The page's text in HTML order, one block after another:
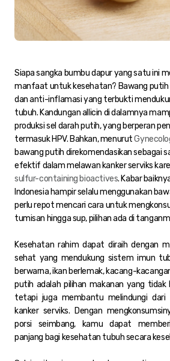
Siapa sangka bumbu dapur yang satu ini
manfaat untuk kesehatan? Bawang
dan anti-inflamasi yang terbukti
tubuh. Kandungan allicin di dalamnya
produksi sel darah putih, yang berperan
termasuk HPV. Bahkan, menurut
bawang putih direkomendasikan sebagai
efektif dalam melawan kanker serviks
sulfur-containing bioactives. Kabar
Indonesia hampir selalu menggunakan
perlu repot mencari cara untuk
tumisan hingga sup, pilihan ada di
Kesehatan rahim dapat diraih dengan
sehat yang mendukung sistem imun
berwarna, ikan berlemak, kacang-
putih adalah pilihan makanan yang
tetapi juga membantu melindungi dari
kanker serviks. Dengan
porsi seimbang, kamu dapat
panjang bagi kesehatan tubuh secara